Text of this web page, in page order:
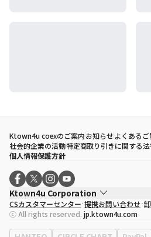
Ktown4u coexのご案内お知らせよくあるご
社会的企業の活動特定商取り引きに関する
個人情報保護方針
Ktown4u Corporation
代表取締役
ソン・ヒョミン
事業者登録番号120-87-71116
eContext
0120-23-7523
CSカスタマーセンター 提携お問い合わせ
ⓒ All rights reserved. jp.ktown4u.com